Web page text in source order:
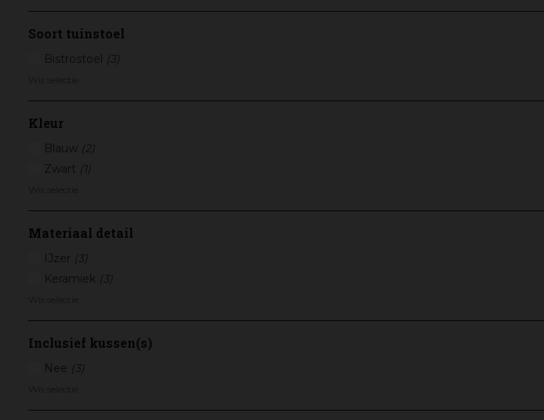
Soort tuinstoel
Bistrostoel (3)
Kleur
Blauw
(2)
Zwart (1)
Materiaal detail
IJzer (3)
Keramiek (3)
Inclusief kussen(s)
Nee (3)